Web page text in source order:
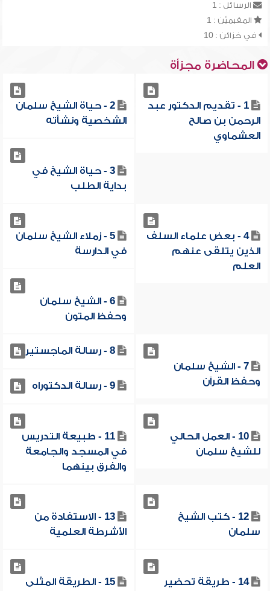
الرسائل : 1
المقيميّن : 1
في خزائن : 10
المحاضرة مجزأة
1 - تقديم الدكتور عبد
الرحمن بن صالح
العشماوي
2 - حياة الشيخ سلمان
الشخصية ونشأته
3 - حياة الشيخ في
بداية الطلب
4 - بعض علماء السلف
الذين يتلقى عنهم
العلم
5 - زملاء الشيخ سلمان
في الدارسة
6 - الشيخ سلمان
وحفظ المتون
7 - الشيخ سلمان
وحفظ القرآن
8 - رسالة الماجستير
9 - رسالة الدكتوراه
10 - العمل الحالي
للشيخ سلمان
11 - طبيعة التدريس
في المسجد والجامعة
والفرق بينهما
12 - كتب الشيخ
سلمان
13 - الاستفادة من
الأشرطة العلمية
14 - طريقة تحضير
15 - الطريقة المثلى